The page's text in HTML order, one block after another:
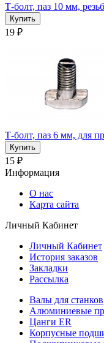
Т-болт, паз 10 мм,
19 ₽
Т-болт, паз 6 мм, для
15 ₽
Информация
О нас
Карта сайта
Личный Кабинет
Личный Кабинет
История заказов
Закладки
Рассылка
Валы для станков
Алюминиевые
Цанги ER
Корпусные